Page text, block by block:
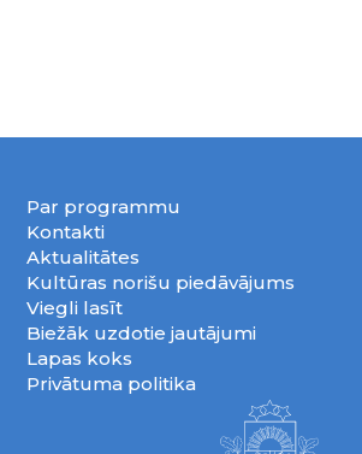
Par programmu
Kontakti
Aktualitātes
Kultūras norišu piedāvājums
Viegli lasīt
Biežāk uzdotie jautājumi
Lapas koks
Privātuma politika